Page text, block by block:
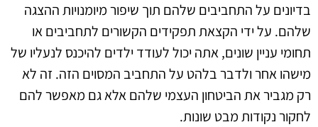
בדיונים על התחביבים שלהם תוך שיפור מיומנויות ההצגה
שלהם. על ידי הקצאת תפקידים הקשורים לתחביבים או
תחומי עניין שונים, אתה יכול לעודד ילדים להיכנס לנעליו של
מישהו אחר ולדבר בלהט על התחביב המסוים הזה. זה לא
רק מגביר את הביטחון העצמי שלהם אלא גם מאפשר להם
לחקור נקודות מבט שונות.